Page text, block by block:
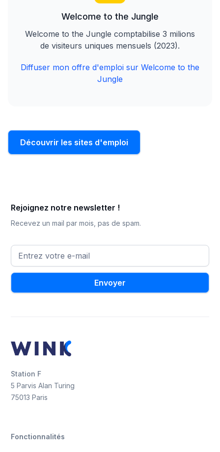
Welcome to the Jungle
Welcome to the Jungle comptabilise 3 milions
de visiteurs uniques mensuels (2023).
Diffuser mon offre d'emploi sur Welcome to the
Jungle
Découvrir les sites d'emploi
Rejoignez notre newsletter !
Recevez un mail par mois, pas de spam.
Station F
5 Parvis Alan Turing
75013 Paris
Fonctionnalités